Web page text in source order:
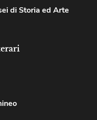
di Storia ed Arte